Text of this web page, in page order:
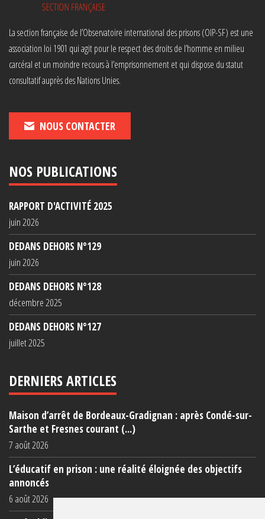
La section française de l’Observatoire international des prisons (OIP-SF) est une
association loi 1901 qui agit pour le respect des droits de l’homme en milieu
carcéral et un moindre recours à l’emprisonnement et qui dispose du statut
consultatif auprès des Nations Unies.
NOUS CONTACTER
NOS PUBLICATIONS
RAPPORT D'ACTIVITÉ 2025
juin 2026
DEDANS DEHORS N°129
juin 2026
DEDANS DEHORS N°128
décembre 2025
DEDANS DEHORS N°127
juillet 2025
DERNIERS ARTICLES
Maison d’arrêt de Bordeaux-Gradignan : après Condé-sur-
Sarthe et Fresnes courant (...)
7 août 2026
L’éducatif en prison : une réalité éloignée des objectifs
annoncés
6 août 2026